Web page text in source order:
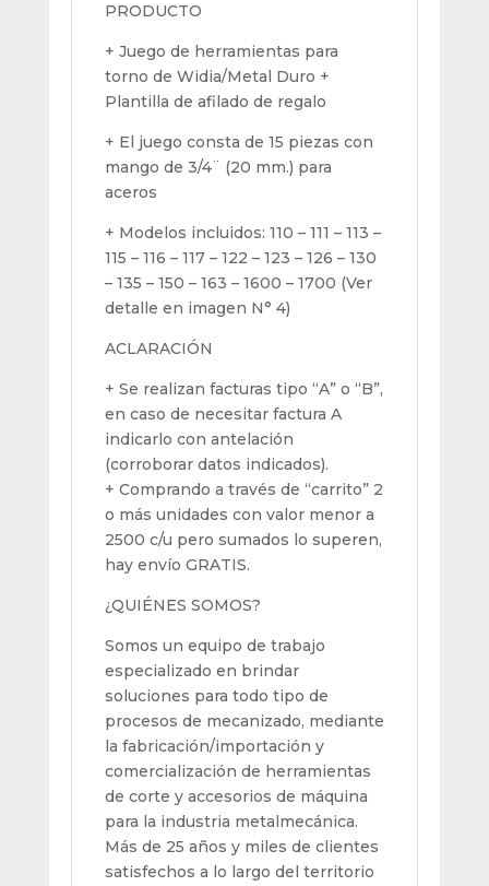
PRODUCTO
+ Juego de herramientas para
torno de Widia/Metal Duro +
Plantilla de afilado de regalo
+ El juego consta de 15 piezas con
mango de 3/4¨ (20 mm.) para
aceros
+ Modelos incluidos: 110 – 111 – 113 –
115 – 116 – 117 – 122 – 123 – 126 – 130
– 135 – 150 – 163 – 1600 – 1700 (Ver
detalle en imagen N° 4)
ACLARACIÓN
+ Se realizan facturas tipo “A” o “B”,
en caso de necesitar factura A
indicarlo con antelación
(corroborar datos indicados).
+ Comprando a través de “carrito” 2
o más unidades con valor menor a
2500 c/u pero sumados lo superen,
hay envío GRATIS.
¿QUIÉNES SOMOS?
Somos un equipo de trabajo
especializado en brindar
soluciones para todo tipo de
procesos de mecanizado, mediante
la fabricación/importación y
comercialización de herramientas
de corte y accesorios de máquina
para la industria metalmecánica.
Más de 25 años y miles de clientes
satisfechos a lo largo del territorio